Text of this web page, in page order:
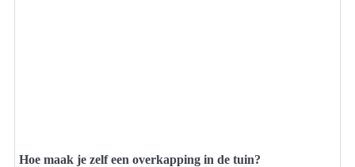
Hoe maak je zelf een overkapping in de tuin?